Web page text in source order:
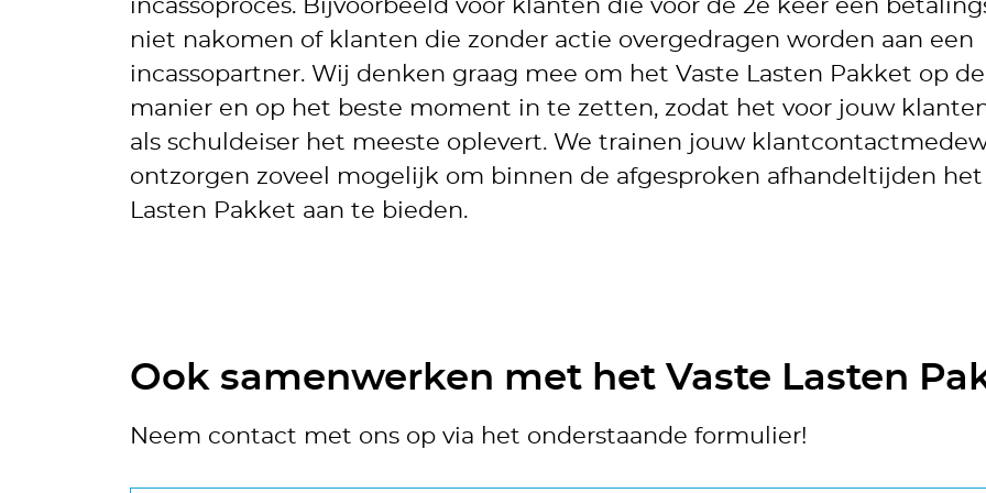
incassoproces. Bijvoorbeeld voor klanten die voor de 2e keer een
niet nakomen of klanten die zonder actie overgedragen worden aan een
incassopartner. Wij denken graag mee om het Vaste Lasten Pakket op
manier en op het beste moment in te zetten, zodat het voor jouw
als schuldeiser het meeste oplevert. We trainen jouw
ontzorgen zoveel mogelijk om binnen de afgesproken afhandeltijden het
Lasten Pakket aan te bieden.
Ook samenwerken met het Vaste Lasten
Neem contact met ons op via het onderstaande formulier!